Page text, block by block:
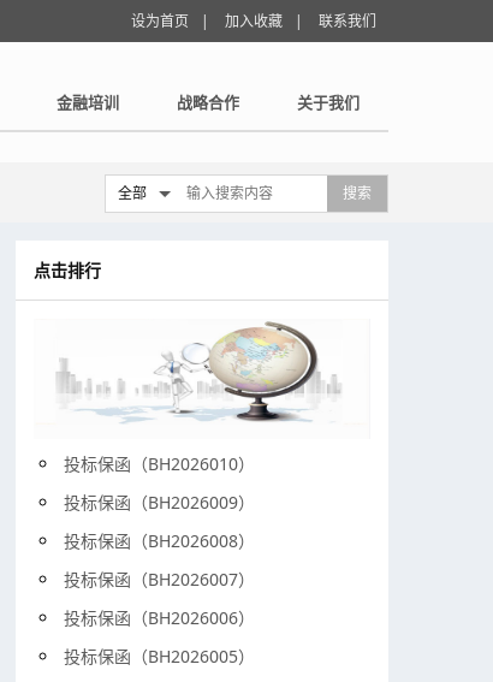
设为首页 | 加入收藏 | 联系我们
金融培训 战略合作 关于我们
全部 搜索
点击排行
投标保函（BH2026010）
投标保函（BH2026009）
投标保函（BH2026008）
投标保函（BH2026007）
投标保函（BH2026006）
投标保函（BH2026005）